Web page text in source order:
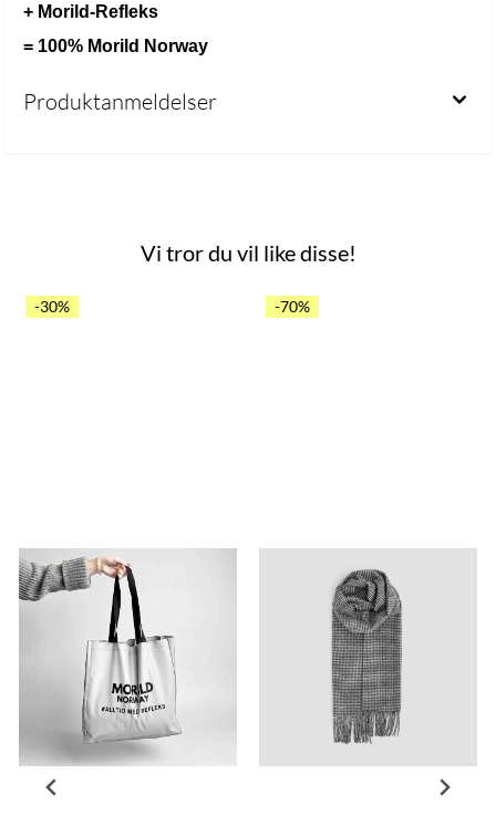
+ Morild-Refleks
= 100% Morild Norway
Produktanmeldelser
Vi tror du vil like disse!
-30% -70%